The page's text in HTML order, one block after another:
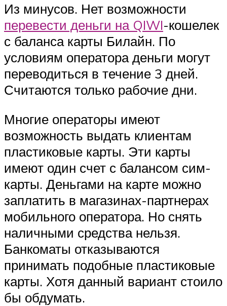
Из минусов. Нет возможности
перевести деньги на QIWI-кошелек
с баланса карты Билайн. По
условиям оператора деньги могут
переводиться в течение 3 дней.
Считаются только рабочие дни.
Многие операторы имеют
возможность выдать клиентам
пластиковые карты. Эти карты
имеют один счет с балансом сим-
карты. Деньгами на карте можно
заплатить в магазинах-партнерах
мобильного оператора. Но снять
наличными средства нельзя.
Банкоматы отказываются
принимать подобные пластиковые
карты. Хотя данный вариант стоило
бы обдумать.